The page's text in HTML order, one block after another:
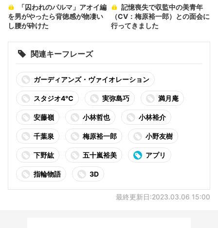
を男がやったら背徳感が物凄い
し腰が砕けた
（CV：梅原裕一郎）との面会に
行ってきました
関連キーフレーズ
ガーディアンズ・ヴァイオレーション
スタジオ4℃ 実弥島巧 満月庵
安藤嶺 小林哲也 小林裕介
千葉泉 梅原裕一郎 小野友樹
下野紘 五十嵐裕美 アプリ
指輪物語 3D
最終更新日:2023.03.06 15:00